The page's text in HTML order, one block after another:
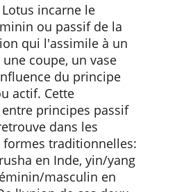
incarne le
ou passif de la
qui l'assimile à un
coupe, un vase
du principe
actif. Cette
principes passif
dans les
traditionnelles:
en Inde, yin/yang
masculin en